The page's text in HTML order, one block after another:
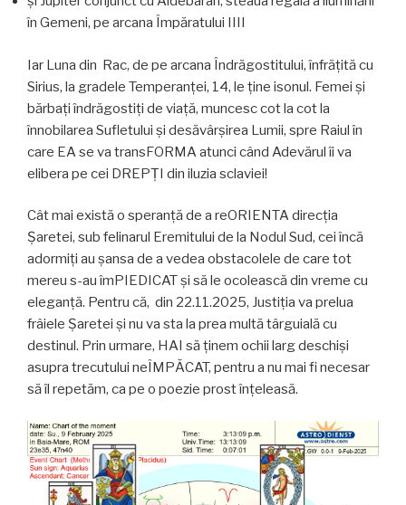
în Gemeni, pe arcana Împăratului IIII
Iar Luna din Rac, de pe arcana Îndrăgostitului, înfrățită cu
Sirius, la gradele Temperanței, 14, le ține isonul. Femei și
bărbați îndrăgostiți de viață, muncesc cot la cot la
înnobilarea Sufletului și desăvârșirea Lumii, spre Raiul în
care EA se va transFORMA atunci când Adevărul îi va
elibera pe cei DREPȚI din iluzia sclaviei!
Cât mai există o speranță de a reORIENTA direcția
Șaretei, sub felinarul Eremitului de la Nodul Sud, cei încă
adormiți au șansa de a vedea obstacolele de care tot
mereu s-au îmPIEDICAT și să le ocolească din vreme cu
eleganță. Pentru că, din 22.11.2025, Justiția va prelua
frâiele Șaretei și nu va sta la prea multă târguială cu
destinul. Prin urmare, HAI să ținem ochii larg deschiși
asupra trecutului neÎMPĂCAT, pentru a nu mai fi necesar
să îl repetăm, ca pe o poezie prost înțeleasă.